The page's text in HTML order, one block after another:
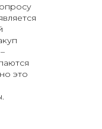
это